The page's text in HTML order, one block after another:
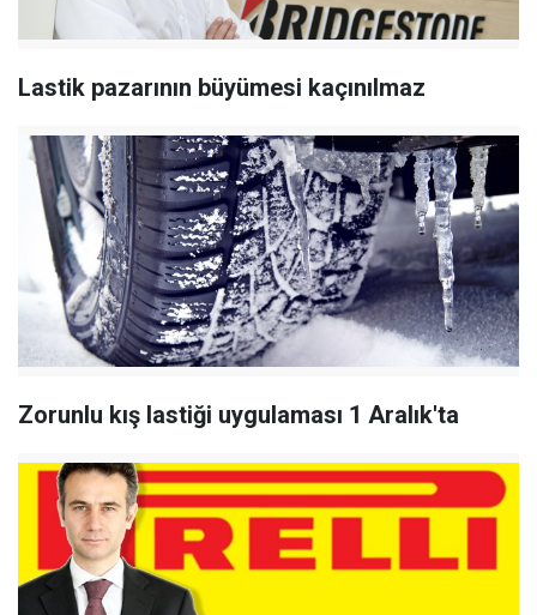
Lastik pazarının büyümesi kaçınılmaz
Zorunlu kış lastiği uygulaması 1 Aralık'ta